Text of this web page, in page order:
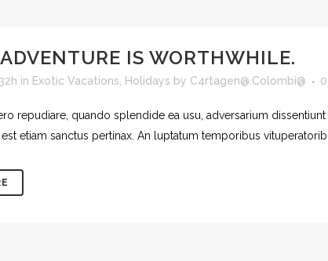
ADVENTURE IS WORTHWHILE.
in Exotic Vacations Holidays by C4rtagen@.Colombi@
repudiare, quando splendide ea usu, adversarium
etiam sanctus pertinax. An luptatum temporibus